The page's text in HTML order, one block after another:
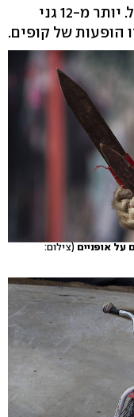
שידעה סין, מספר ההופעות רק גדל. יותר מ-12 גני
הופעות של קופים.
על אופניים (צילום: